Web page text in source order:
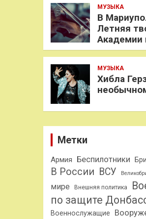
МУЗЫКА
В
Летняя
Академии
МУЗЫКА
Хибла
Метки
Армия Беспилотники
В России ВСУ
мире
Внешняя политика
по защите
Военнослужащие